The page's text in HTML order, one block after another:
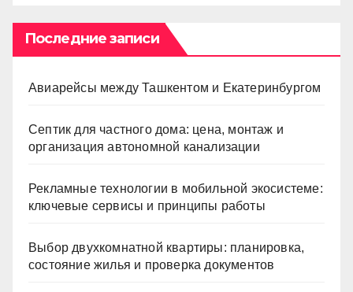
Последние записи
Авиарейсы между Ташкентом и Екатеринбургом
Септик для частного дома: цена, монтаж и
организация автономной канализации
Рекламные технологии в мобильной экосистеме:
ключевые сервисы и принципы работы
Выбор двухкомнатной квартиры: планировка,
состояние жилья и проверка документов